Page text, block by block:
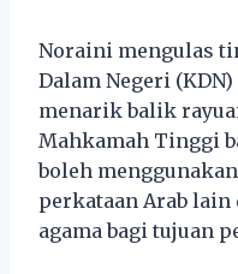
Noraini mengulas
Dalam Negeri
menarik balik
Mahkamah Tinggi
boleh
perkataan Arab lain
agama bagi tujuan